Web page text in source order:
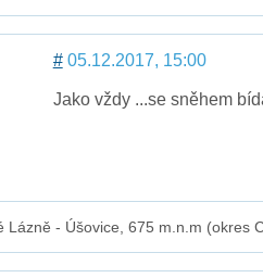
#05.12.2017, 15:00
Jako vždy ...se sněhem
Lázně - Úšovice, 675 m.n.m (okres